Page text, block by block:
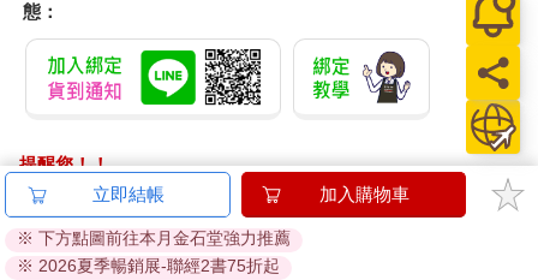
己說的話。
態：
提醒您！！
金石堂及銀行均不會請您操作ATM! 如接獲電話要求您前往
ATM提款機，請不要聽從指示，以免受騙上當！
退換貨須知：
立即結帳 加入購物車
※ 下方點圖前往本月金石堂強力推薦
※ 2026夏季暢銷展-聯經2書75折起